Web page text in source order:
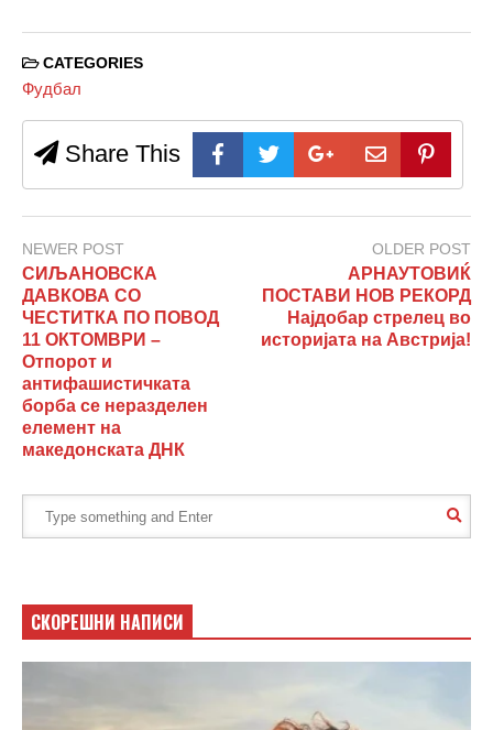
CATEGORIES
Фудбал
Share This
NEWER POST
СИЉАНОВСКА
ДАВКОВА СО
ЧЕСТИТКА ПО ПОВОД
11 ОКТОМВРИ –
Отпорот и
антифашистичката
борба се неразделен
елемент на
македонската ДНК
OLDER POST
АРНАУТОВИЌ
ПОСТАВИ НОВ РЕКОРД
Најдобар стрелец во
историјата на Австрија!
СКОРЕШНИ НАПИСИ